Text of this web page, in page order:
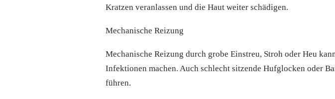
Kratzen veranlassen und die Haut weiter schädigen.
Mechanische Reizung
Mechanische Reizung durch grobe Einstreu, Stroh oder Heu
Infektionen machen. Auch schlecht sitzende Hufglocken oder
führen.